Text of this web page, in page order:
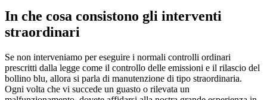
In che cosa consistono gli interventi
straordinari
Se non interveniamo per eseguire i normali controlli ordinari
prescritti dalla legge come il controllo delle emissioni e il rilascio del
bollino blu, allora si parla di manutenzione di tipo straordinaria.
Ogni volta che vi succede un guasto o rilevata un